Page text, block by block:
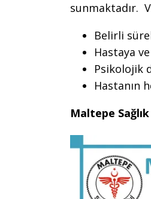
sunmaktadır.
Belirli
Hastaya
Psikolojik
Hastanın
Maltepe